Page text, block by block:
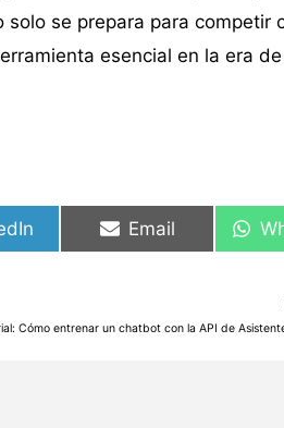
se prepara para competir
esencial en la era
Email
Cómo entrenar un chatbot con la API de